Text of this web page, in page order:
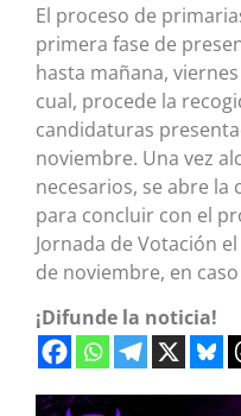
El proceso de
primera fase de
hasta mañana,
cual, procede la
candidaturas
noviembre. Una vez
necesarios, se abre
para concluir con el
Jornada de Votación
de noviembre, en
¡Difunde la noticia!